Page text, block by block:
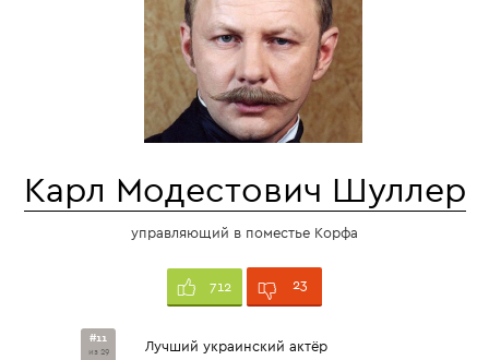
Карл Модестович Шуллер
управляющий в поместье Корфа
712 23
#11
из 29 Лучший украинский актёр